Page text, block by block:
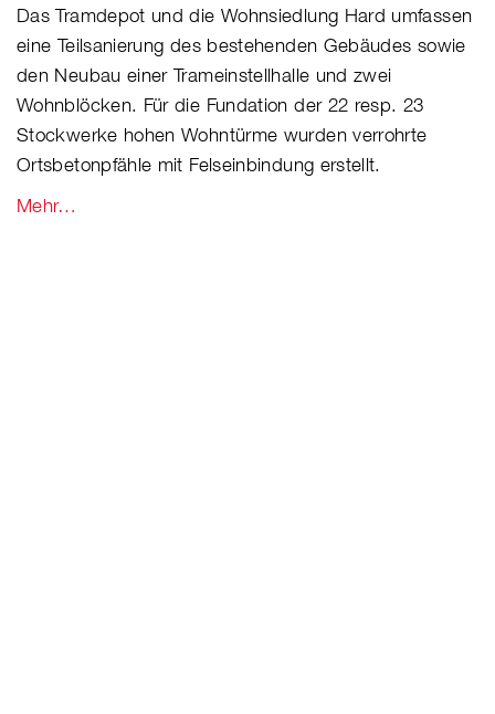
Das Tramdepot und die Wohnsiedlung Hard umfassen
eine Teilsanierung des bestehenden Gebäudes sowie
den Neubau einer Trameinstellhalle und zwei
Wohnblöcken. Für die Fundation der 22 resp. 23
Stockwerke hohen Wohntürme wurden verrohrte
Ortsbetonpfähle mit Felseinbindung erstellt.
Mehr…